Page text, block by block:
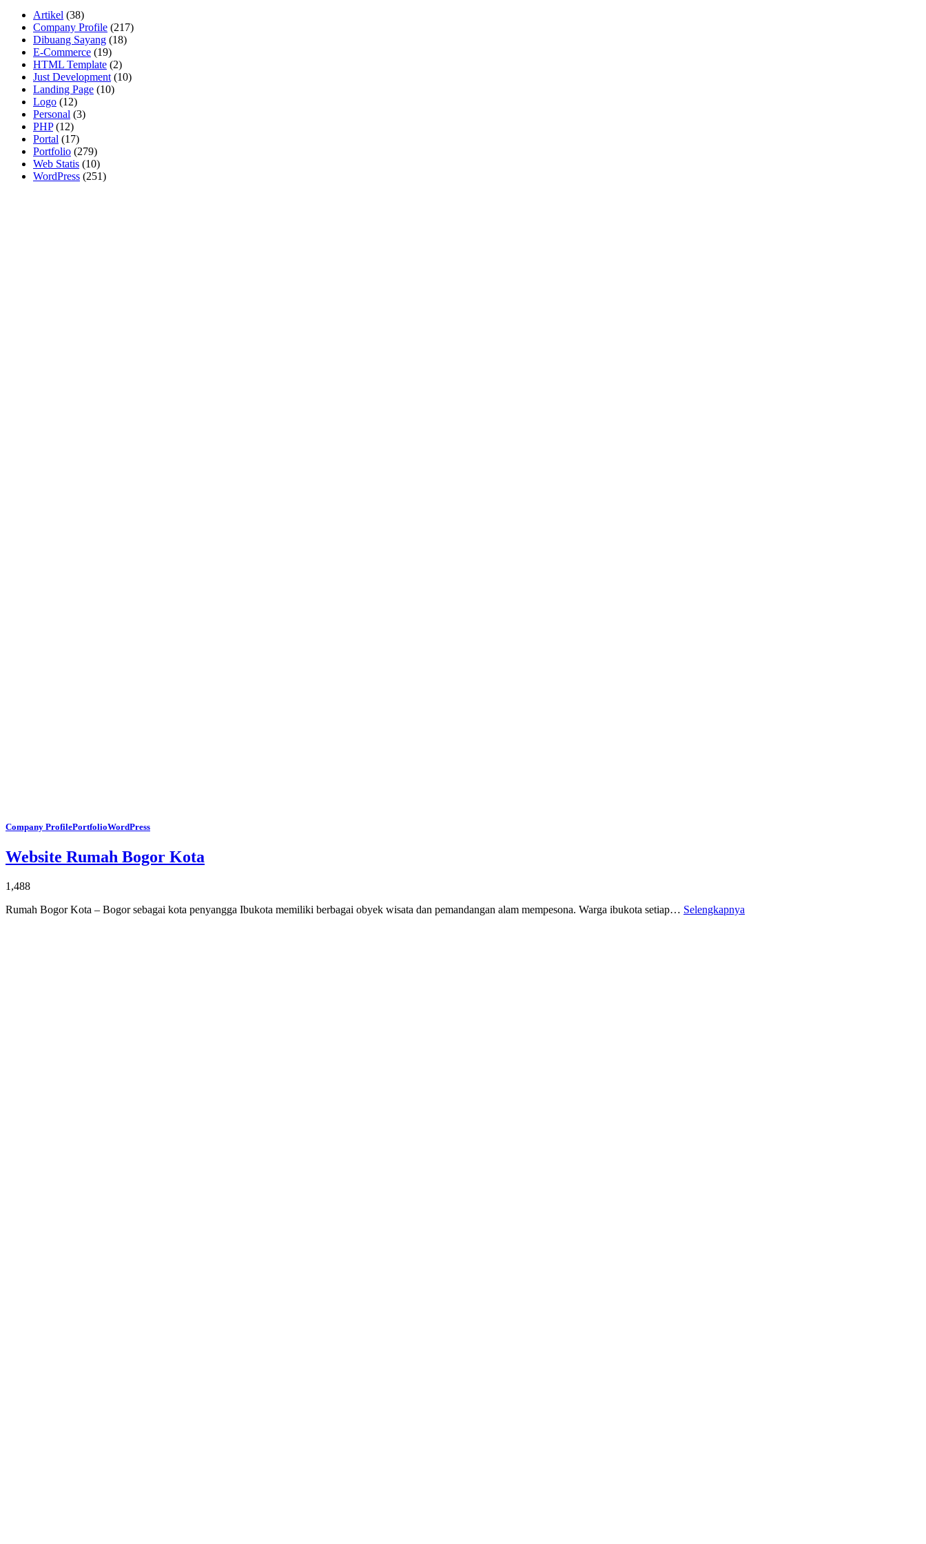
Artikel (38)
Company Profile (217)
Dibuang Sayang (18)
E-Commerce (19)
HTML Template (2)
Just Development (10)
Landing Page (10)
Logo (12)
Personal (3)
PHP(12)
Portal (17)
Portfolio (279)
Web Statis (10)
WordPress (251)
Company ProfilePortfolioWordPress
Website Rumah Bogor Kota
1,488
Rumah Bogor Kota – Bogor sebagai kota penyangga Ibukota memiliki berbagai obyek wisata dan pemandangan alam mempesona. Warga ibukota setiap… Selengkapnya